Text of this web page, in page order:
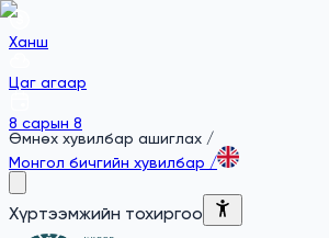
Ханш
Цаг агаар
8 сарын 8
Өмнөх хувилбар ашиглах /
Монгол бичгийн хувилбар /
Хүртээмжийн тохиргоо